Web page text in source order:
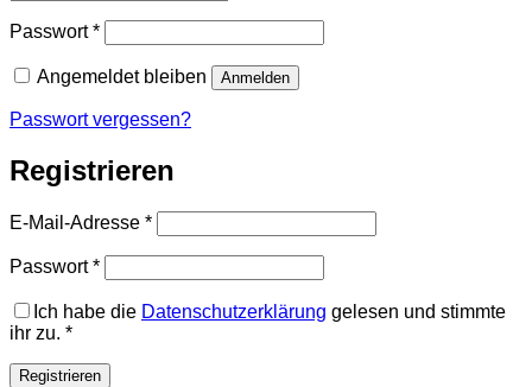
Passwort*Erforderlich
Angemeldet bleiben Anmelden
Passwort vergessen?
Registrieren
E-Mail-Adresse *Erforderlich
Passwort*Erforderlich
Ich habe die Datenschutzerklärung gelesen und stimmte
ihr zu. *
Registrieren